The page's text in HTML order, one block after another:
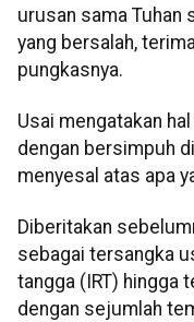
urusan sama Tuhan
yang bersalah,
pungkasnya.
Usai mengatakan
dengan bersimpuh
menyesal atas apa
Diberitakan
sebagai tersangka
tangga (IRT) hingga
dengan sejumlah